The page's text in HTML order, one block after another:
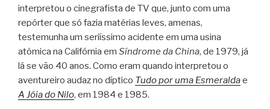
interpretou o cinegrafista de TV que, junto com uma
repórter que só fazia matérias leves, amenas,
testemunha um seriíssimo acidente em uma usina
atômica na Califórnia em Síndrome da China, de 1979, já
lá se vão 40 anos. Como eram quando interpretou o
aventureiro audaz no díptico Tudo por uma Esmeraldae
A Jóia do Nilo, em 1984 e 1985.